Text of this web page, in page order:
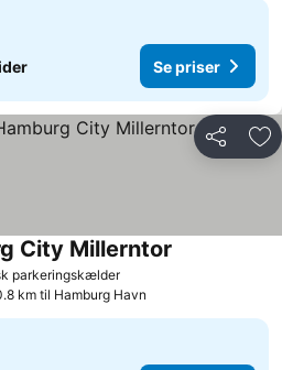
Se priser
Del
parkeringskælder
City Millerntor
km til Hamburg Havn